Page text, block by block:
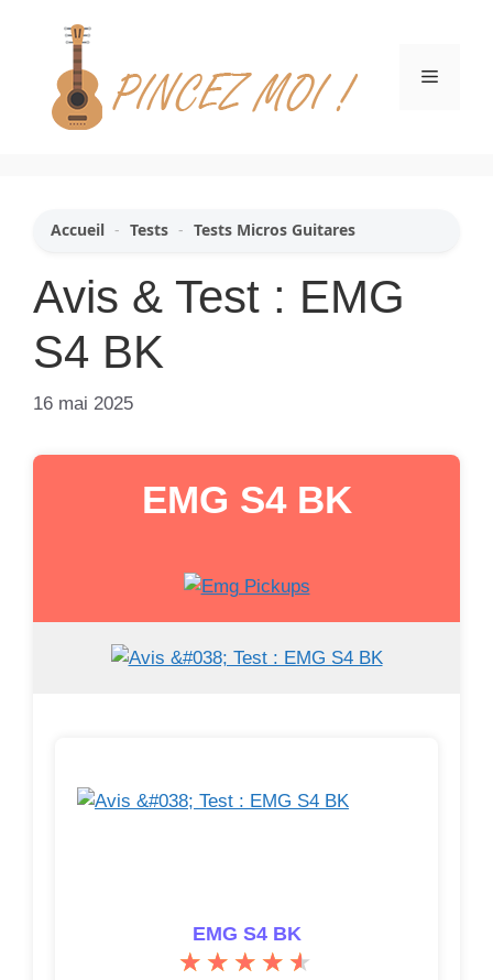
contenu
Menu
Accueil - Tests - Tests Micros Guitares
Avis & Test : EMG
S4 BK
16 mai 2025
EMG S4 BK
EMG S4 BK